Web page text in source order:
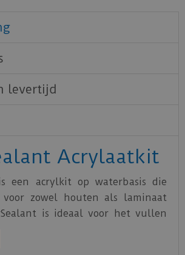
levertijd
Acrylaatkit
een acrylkit op waterbasis die
zowel houten als laminaat
is ideaal voor het vullen
de vloer en de muur of langs
is verkrijgbaar in